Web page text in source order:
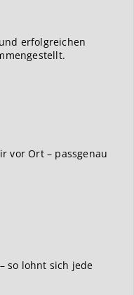
erfolgreichen
vor Ort – passgenau
so lohnt sich jede